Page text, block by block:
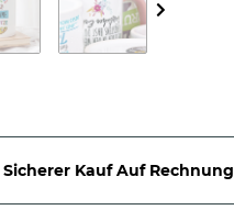
Sicherer Kauf Auf Rechnung